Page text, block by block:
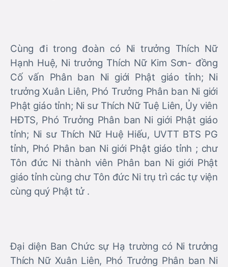
Cùng đi trong đoàn có Ni trưởng Thích Nữ
Hạnh Huệ, Ni trưởng Thích Nữ Kim Sơn- đồng
Cố vấn Phân ban Ni giới Phật giáo tỉnh; Ni
trưởng Xuân Liên, Phó Trưởng Phân ban Ni giới
Phật giáo tỉnh; Ni sư Thích Nữ Tuệ Liên, Ủy viên
HĐTS, Phó Trưởng Phân ban Ni giới Phật giáo
tỉnh; Ni sư Thích Nữ Huệ Hiếu, UVTT BTS PG
tỉnh, Phó Phân ban Ni giới Phật giáo tỉnh ; chư
Tôn đức Ni thành viên Phân ban Ni giới Phật
giáo tỉnh cùng chư Tôn đức Ni trụ trì các tự viện
cùng quý Phật tử .
Đại diện Ban Chức sự Hạ trường có Ni trưởng
Thích Nữ Xuân Liên, Phó Trưởng Phân ban Ni